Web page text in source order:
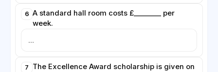
6 A standard hall room costs £________ per
week.
7
The Excellence Award scholarship is given on